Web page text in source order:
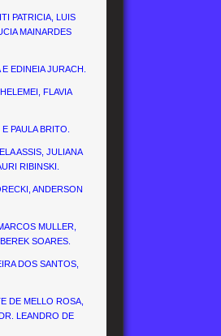
PATRICIA, LUIS
MAINARDES
EDINEIA JURACH.
FLAVIA
PAULA BRITO.
ASSIS, JULIANA
RIBINSKI.
ANDERSON
MULLER,
SOARES.
DOS SANTOS,
DE MELLO ROSA,
LEANDRO DE